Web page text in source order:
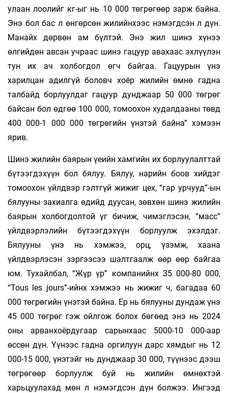
улаан лоолийг кг-ыг нь 10 000 төгрөгөөр зарж байна.
Энэ бол бас л өнгөрсөн жилийнхээс нэмэгдсэн л дүн.
Манайх дөрвөн ам бүлтэй. Энэ жил шинэ хүнээ
өлгийдөн авсан учраас шинэ гацуур авахаас эхлүүлэн
тун их ач холбогдол өгч байгаа. Гацуурын үнэ
харилцан адилгүй боловч хоёр жилийн өмнө гадна
талбайд борлуулдаг гацуур дунджаар 50 000 төгрөг
байсан бол өдгөө 100 000, томоохон худалдааны төвд
400 000-1 000 000 төгрөгийн үнэтэй байна” хэмээн
ярив.
Шинэ жилийн баярын үеийн хамгийн их борлуулалттай
бүтээгдэхүүн бол бялуу. Бялуу, нарийн боов хийдэг
томоохон үйлдвэр гэлтгүй жижиг цех, “гар урчууд”-ын
бялууны захиалга өдийд дуусан, зөвхөн шинэ жилийн
баярын холбогдолтой үг бичиж, чимэглэсэн, “масс”
үйлдвэрлэлийн бүтээгдэхүүн борлуулж эхэлдэг.
Бялууны үнэ нь хэмжээ, орц, үзэмж, хаана
үйлдвэрлэсэн зэргээсээ шалтгаалж өөр өөр байгаа
юм. Тухайлбал, “Жүр үр” компанийнх 35 000-80 000,
“Tous les jours”-ийнх хэмжээ нь жижиг ч, багадаа 60
000 төгрөгийн үнэтэй байна. Ер нь бялууны дундаж үнэ
45 000 төгрөг гэж ойлгож болох бөгөөд энэ нь 2024
оны арванхоёрдугаар сарынхаас 5000-10 000-аар
өссөн дүн. Үүнээс гадна оргилуун дарс хямдыг нь 12
000-15 000, үнэтэйг нь дунджаар 30 000, түүнээс дээш
төгрөгөөр борлуулж буй нь жилийн өмнөхтэй
харьцуулахад мөн л нэмэгдсэн дүн болжээ. Ингээд